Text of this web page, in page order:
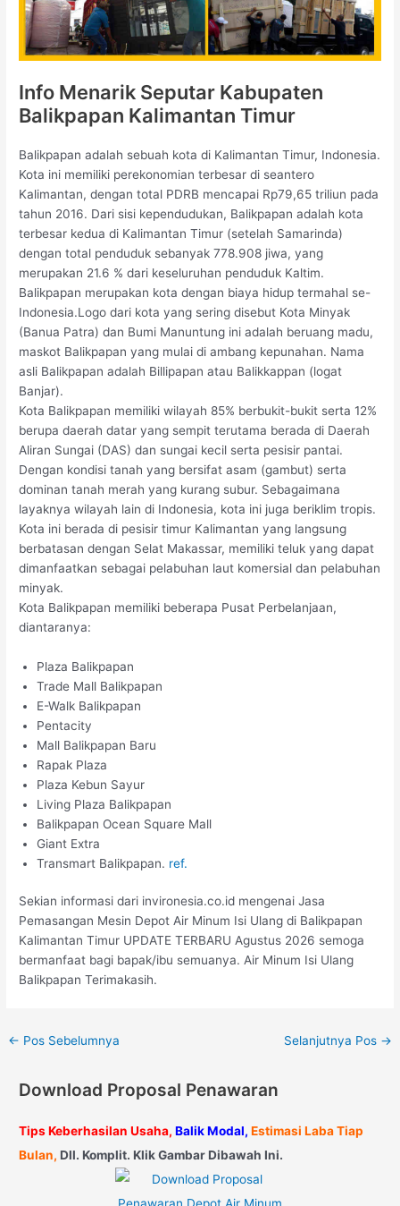
Info Menarik Seputar Kabupaten
Balikpapan Kalimantan Timur
Balikpapan adalah sebuah kota di Kalimantan Timur, Indonesia.
Kota ini memiliki perekonomian terbesar di seantero
Kalimantan, dengan total PDRB mencapai Rp79,65 triliun pada
tahun 2016. Dari sisi kependudukan, Balikpapan adalah kota
terbesar kedua di Kalimantan Timur (setelah Samarinda)
dengan total penduduk sebanyak 778.908 jiwa, yang
merupakan 21.6 % dari keseluruhan penduduk Kaltim.
Balikpapan merupakan kota dengan biaya hidup termahal se-
Indonesia.Logo dari kota yang sering disebut Kota Minyak
(Banua Patra) dan Bumi Manuntung ini adalah beruang madu,
maskot Balikpapan yang mulai di ambang kepunahan. Nama
asli Balikpapan adalah Billipapan atau Balikkappan (logat
Banjar).
Kota Balikpapan memiliki wilayah 85% berbukit-bukit serta 12%
berupa daerah datar yang sempit terutama berada di Daerah
Aliran Sungai (DAS) dan sungai kecil serta pesisir pantai.
Dengan kondisi tanah yang bersifat asam (gambut) serta
dominan tanah merah yang kurang subur. Sebagaimana
layaknya wilayah lain di Indonesia, kota ini juga beriklim tropis.
Kota ini berada di pesisir timur Kalimantan yang langsung
berbatasan dengan Selat Makassar, memiliki teluk yang dapat
dimanfaatkan sebagai pelabuhan laut komersial dan pelabuhan
minyak.
Kota Balikpapan memiliki beberapa Pusat Perbelanjaan,
diantaranya:
Plaza Balikpapan
Trade Mall Balikpapan
E-Walk Balikpapan
Pentacity
Mall Balikpapan Baru
Rapak Plaza
Plaza Kebun Sayur
Living Plaza Balikpapan
Balikpapan Ocean Square Mall
Giant Extra
Transmart Balikpapan. ref.
Sekian informasi dari invironesia.co.id mengenai Jasa
Pemasangan Mesin Depot Air Minum Isi Ulang di Balikpapan
Kalimantan Timur UPDATE TERBARU Agustus 2026 semoga
bermanfaat bagi bapak/ibu semuanya. Air Minum Isi Ulang
Balikpapan Terimakasih.
← Pos Sebelumnya Selanjutnya Pos →
Download Proposal Penawaran
Tips Keberhasilan Usaha, Balik Modal, Estimasi Laba Tiap
Bulan, Dll. Komplit. Klik Gambar Dibawah Ini.